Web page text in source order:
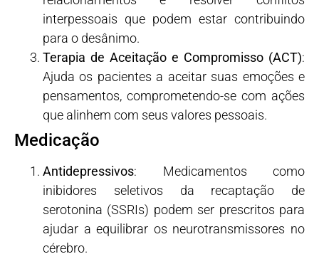
interpessoais que podem estar contribuindo
para o desânimo.
Terapia de Aceitação e Compromisso (ACT):
Ajuda os pacientes a aceitar suas emoções e
pensamentos, comprometendo-se com ações
que alinhem com seus valores pessoais.
Medicação
Antidepressivos: Medicamentos como
inibidores seletivos da recaptação de
serotonina (SSRIs) podem ser prescritos para
ajudar a equilibrar os neurotransmissores no
cérebro.